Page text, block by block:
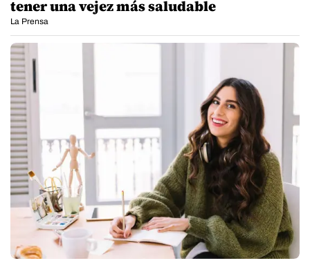
tener una vejez más saludable
La Prensa